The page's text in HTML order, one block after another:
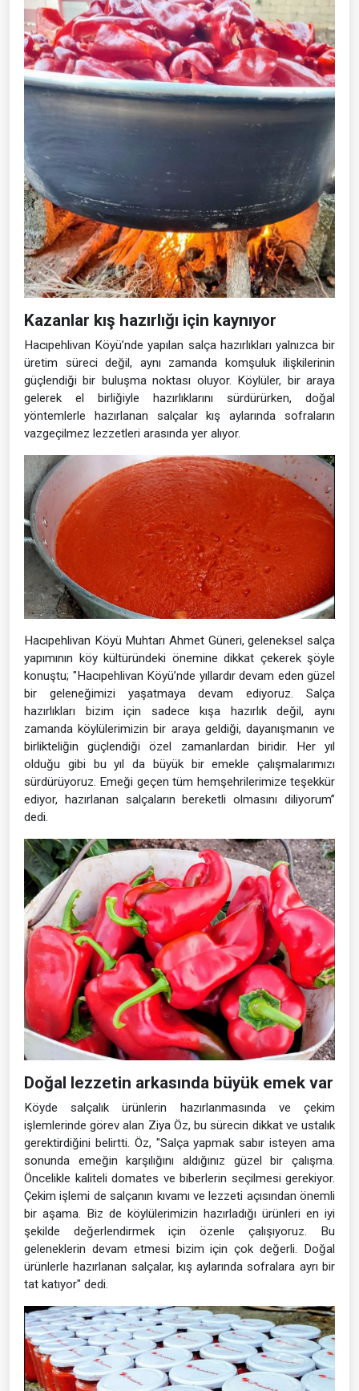
Kazanlar kış hazırlığı için kaynıyor
Hacıpehlivan Köyü’nde yapılan salça hazırlıkları yalnızca bir
üretim süreci değil, aynı zamanda komşuluk ilişkilerinin
güçlendiği bir buluşma noktası oluyor. Köylüler, bir araya
gelerek el birliğiyle hazırlıklarını sürdürürken, doğal
yöntemlerle hazırlanan salçalar kış aylarında sofraların
vazgeçilmez lezzetleri arasında yer alıyor.
Hacıpehlivan Köyü Muhtarı Ahmet Güneri, geleneksel salça
yapımının köy kültüründeki önemine dikkat çekerek şöyle
konuştu; "Hacıpehlivan Köyü’nde yıllardır devam eden güzel
bir geleneğimizi yaşatmaya devam ediyoruz. Salça
hazırlıkları bizim için sadece kışa hazırlık değil, aynı
zamanda köylülerimizin bir araya geldiği, dayanışmanın ve
birlikteliğin güçlendiği özel zamanlardan biridir. Her yıl
olduğu gibi bu yıl da büyük bir emekle çalışmalarımızı
sürdürüyoruz. Emeği geçen tüm hemşehrilerimize teşekkür
ediyor, hazırlanan salçaların bereketli olmasını diliyorum”
dedi.
Doğal lezzetin arkasında büyük emek var
Köyde salçalık ürünlerin hazırlanmasında ve çekim
işlemlerinde görev alan Ziya Öz, bu sürecin dikkat ve ustalık
gerektirdiğini belirtti. Öz, "Salça yapmak sabır isteyen ama
sonunda emeğin karşılığını aldığınız güzel bir çalışma.
Öncelikle kaliteli domates ve biberlerin seçilmesi gerekiyor.
Çekim işlemi de salçanın kıvamı ve lezzeti açısından önemli
bir aşama. Biz de köylülerimizin hazırladığı ürünleri en iyi
şekilde değerlendirmek için özenle çalışıyoruz. Bu
geleneklerin devam etmesi bizim için çok değerli. Doğal
ürünlerle hazırlanan salçalar, kış aylarında sofralara ayrı bir
tat katıyor" dedi.